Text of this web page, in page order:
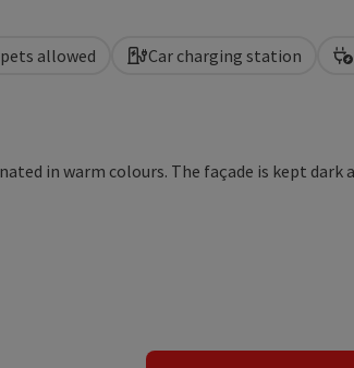
pets allowed Car charging station